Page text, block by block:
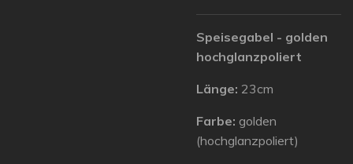
Speisegabel - golden
hochglanzpoliert
Länge: 23cm
Farbe: golden
(hochglanzpoliert)